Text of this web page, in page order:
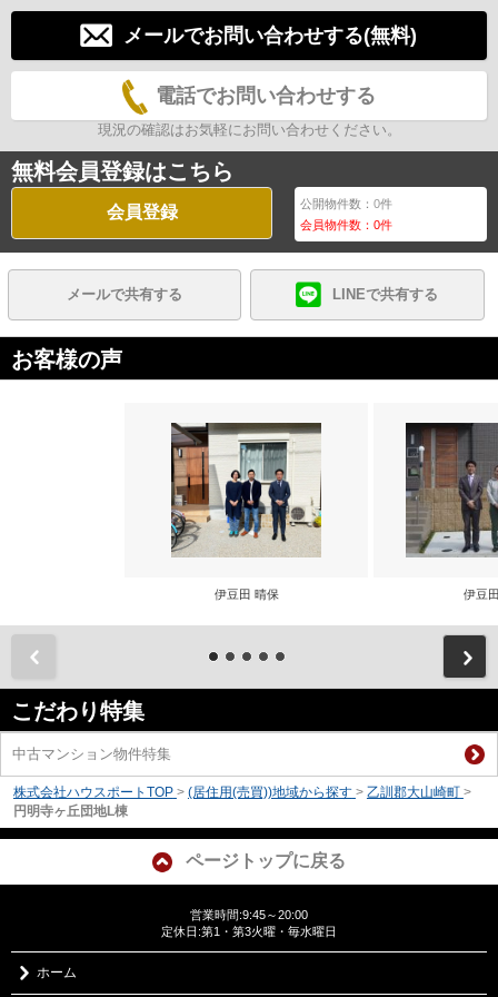
メールでお問い合わせする(無料)
電話でお問い合わせする
現況の確認はお気軽にお問い合わせください。
無料会員登録はこちら
会員登録 公開物件数：0件
会員物件数：0件
メールで共有する LINEで共有する
お客様の声
伊豆田 晴保 伊豆
こだわり特集
中古マンション物件特集
株式会社ハウスポートTOP > (居住用(売買))地域から探す > 乙訓郡大山崎町 >
円明寺ヶ丘団地L棟
ページトップに戻る
営業時間:9:45～20:00
定休日:第1・第3火曜・毎水曜日
ホーム